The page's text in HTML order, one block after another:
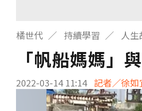
橘世代 持續學習 人
「帆船媽媽」
2022-03-14 11:14 記者／徐如